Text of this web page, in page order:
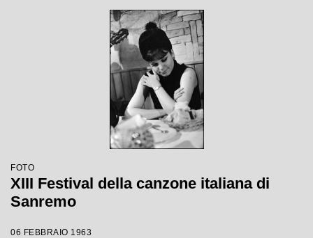
FOTO
XIII Festival della canzone italiana di
Sanremo
06 FEBBRAIO 1963